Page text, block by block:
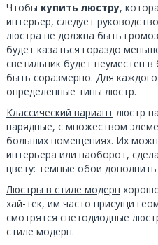
Чтобы купить люстру,
интерьер, следует
люстра не должна быть
будет казаться гораздо
светильник будет неуместен
быть соразмерно. Для
определенные типы люстр.
Классический вариант люстр
нарядные, с множеством
больших помещениях. Их
интерьера или наоборот,
цвету: темные обои
Люстры в стиле модерн
хай-тек, им часто присущи
смотрятся светодиодные
стиле модерн.